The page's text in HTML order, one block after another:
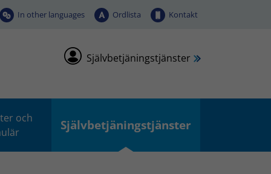
In other languages Ordlista Kontakt
Självbetjäningstjänster
och
Självbetjäningstjänster